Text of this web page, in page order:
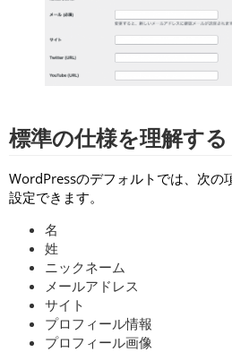
標準の仕様を理解する
WordPressのデフォルトでは、次の
設定できます。
名
姓
ニックネーム
メールアドレス
サイト
プロフィール情報
プロフィール画像